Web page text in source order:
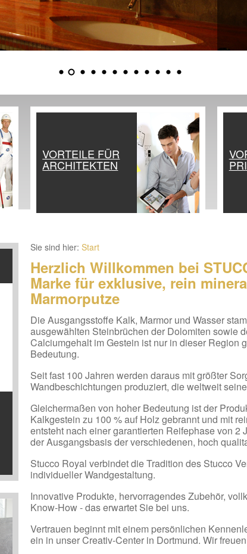
VORTEILE FÜR
ARCHITEKTEN
Sie sind hier:Start
Herzlich Willkommen bei
Marke für exklusive, rein
Marmorputze
Die Ausgangsstoffe Kalk, Marmor und Wasser
ausgewählten Steinbrüchen der Dolomiten sowie
Calciumgehalt im Gestein ist nur in dieser Region
Bedeutung.
Seit fast 100 Jahren werden daraus mit größter
Wandbeschichtungen produziert, die weltweit
Gleichermaßen von hoher Bedeutung ist der
Kalkgestein zu 100 % auf Holz gebrannt und mit
entsteht nach einer garantierten Reifephase von 2
der Ausgangsbasis der verschiedenen, hoch
Stucco Royal verbindet die Tradition des Stucco
individueller Wandgestaltung.
Innovative Produkte, hervorragendes Zubehör,
Know-How - das erwartet Sie bei uns.
Vertrauen beginnt mit einem persönlichen
ein in unser Creativ-Center in Dortmund. Wir